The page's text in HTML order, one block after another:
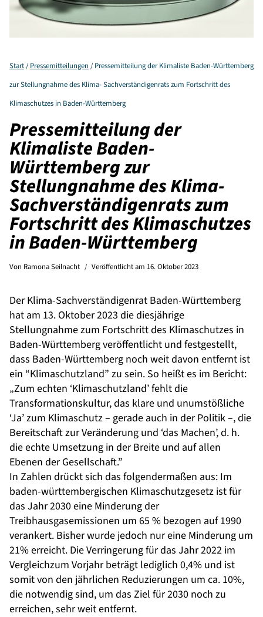
Start/ Pressemitteilungen / Pressemitteilung der Klimaliste Baden-Württemberg
zur Stellungnahme des Klima- Sachverständigenrats zum Fortschritt des
Klimaschutzes in Baden-Württemberg
Pressemitteilung der
Klimaliste Baden-
Württemberg zur
Stellungnahme des Klima-
Sachverständigenrats zum
Fortschritt des Klimaschutzes
in Baden-Württemberg
Von Ramona Seilnacht Veröffentlicht am 16. Oktober 2023
Der Klima-Sachverständigenrat Baden-Württemberg
hat am 13. Oktober 2023 die diesjährige
Stellungnahme zum Fortschritt des Klimaschutzes in
Baden-Württemberg veröffentlicht und festgestellt,
dass Baden-Württemberg noch weit davon entfernt ist
ein “Klimaschutzland” zu sein. So heißt es im Bericht:
„Zum echten ‘Klimaschutzland’ fehlt die
Transformationskultur, das klare und unumstößliche
‘Ja’ zum Klimaschutz – gerade auch in der Politik –, die
Bereitschaft zur Veränderung und ‘das Machen’, d. h.
die echte Umsetzung in der Breite und auf allen
Ebenen der Gesellschaft.”
In Zahlen drückt sich das folgendermaßen aus: Im
baden-württembergischen Klimaschutzgesetz ist für
das Jahr 2030 eine Minderung der
Treibhausgasemissionen um 65 % bezogen auf 1990
verankert. Bisher wurde jedoch nur eine Minderung um
21% erreicht. Die Verringerung für das Jahr 2022 im
Vergleichzum Vorjahr beträgt lediglich 0,4% und ist
somit von den jährlichen Reduzierungen um ca. 10%,
die notwendig sind, um das Ziel für 2030 noch zu
erreichen, sehr weit entfernt.